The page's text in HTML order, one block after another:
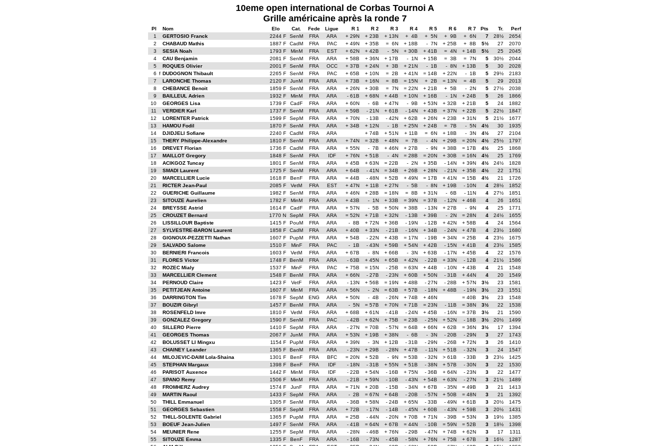
10eme open international de Corbas Tournoi A
Grille américaine après la ronde 7
Pl Nom Elo Cat. Fede Ligue R 1 R 2 R 3 R 4 R 5 R 6 R 7 Pts Tr.
Perf
1
GERTOSIO Franck 2244 F SenM FRA ARA + 29N + 23B + 13N + 4B + 5N + 9B + 6N 7 28½
2654
2
CHABAUD Mathis 1887 F CadM FRA PAC + 49N + 35B = 6N + 18B - 7N + 25B + 8B 5½ 27
2070
3
SESIA Noah 1793 F MinM FRA EST + 62N + 42B - 5N + 30B + 41B = 4N + 14B 5½ 25
2045
4
CAU Benjamin 2081 F SenM FRA ARA + 58B + 36N + 17B - 1N + 15B = 3B = 7N 5 30½
2044
5
ROQUES Olivier 2001 F SenM FRA OCC + 37B + 24N + 3B + 21N - 1B - 8N + 13B 5 30
2028
6 f DUDOGNON Thibault 2265 F SenM FRA PAC + 65B + 10N = 2B + 41N = 14B + 22N - 1B 5 29½
2183
7
LARONCHE Thomas 2120 F JunM FRA ARA + 73B + 16N = 8B = 15N + 2B = 13N = 4B 5 29
2013
8
CHEBANCE Benoit 1859 F SenM FRA ARA + 26N + 30B = 7N = 22N + 21B + 5B - 2N 5 27½
2038
9
BAILLEUL Adrien 1932 F MinM FRA ARA - 61B + 68N + 44B + 10N + 16B - 1N + 24B 5 26
1866
10
GEORGES Lisa 1739 F CadF FRA ARA + 60N - 6B + 47N - 9B + 53N + 32B + 21B 5 24
1882
11
VERDIER Karl 1737 F SenM FRA ARA + 59B - 21N + 61B - 14N + 43B + 37N + 22B 5 22½
1847
12
LORENTER Patrick 1599 F SepM FRA ARA + 70N - 13B - 42N + 62B + 26N + 23B + 31N 5 21½
1677
13
HAMOU Fodil 1870 F SenM FRA ARA + 34B + 12N - 1B + 25N + 24B = 7B - 5N 4½ 30
1935
14
DJIDJELI Sofiane 2240 F CadM FRA ARA + 74B + 51N + 11B = 6N + 18B - 3N 4½ 27
2104
15
THERY Philippe-Alexandre 1810 F SenM FRA ARA + 74N = 32B + 48N = 7B - 4N + 29B = 20N 4½ 25½
1797
16
DREVET Florian 1736 F CadM FRA ARA + 55N - 7B + 46N + 27B - 9N + 38B = 17B 4½ 25
1868
17
MAILLOT Gregory 1848 F SenM FRA IDF + 76N + 51B - 4N = 28B = 20N + 30B = 16N 4½ 25
1769
18
ACIKGOZ Tuncay 1801 F SenM FRA ARA + 45B + 63N = 22B - 2N + 35B - 14N + 39N 4½ 24½
1828
19
SMADI Laurent 1725 F SenM FRA ARA + 64B - 41N = 34B + 26B + 28N - 21N + 35B 4½ 22
1751
20
MARCELLIER Lucie 1618 F BenF FRA ARA = 44B - 48N + 52B + 49N = 17B + 41N = 15B 4½ 21
1726
21
RICTER Jean-Paul 2085 F VetM FRA EST + 47N + 11B + 27N - 5B - 8N + 19B - 10N 4 28½
1852
22
GUERICHE Guillaume 1982 F SenM FRA ARA + 46N + 28B = 18N = 8B + 31N - 6B - 11N 4 27½
1851
23
SITOUZE Aurelien 1782 F MinM FRA ARA + 43B - 1N + 33B = 39N = 37B - 12N + 46B 4 26
1651
24
BREYSSE Astrid 1614 F CadF FRA ARA + 57N - 5B + 50N + 38B - 13N + 27B - 9N 4 25
1771
25
CROUZET Bernard 1770 N SepM FRA ARA = 52N + 71B + 32N - 13B + 39B - 2N = 28N 4 24½
1655
26
LISSILLOUR Baptiste 1415 F PouM FRA ARA - 8B + 72N + 36B - 19N - 12B + 42N + 58B 4 24
1564
27
SYLVESTRE-BARON Laurent 1858 F CadM FRA ARA + 40B + 33N - 21B - 16N + 34B - 24N + 47B 4 23½
1680
28
GIGNOUX-PEZZETTI Nathan 1607 F PupM FRA ARA + 54B - 22N + 43B = 17N - 19B + 34N = 25B 4 23½
1675
29
SALVADO Salome 1510 F MinF FRA PAC - 1B - 43N + 59B + 54N + 42B - 15N + 41B 4 23½
1585
30
BERNIERI Francois 1603 F VetM FRA ARA + 67B - 8N + 66B - 3N + 63B - 17N + 45B 4 22
1576
31
FLORES Victor 1748 F BenM FRA ARA - 63B + 45N + 65B + 42N - 22B + 33N - 12B 4 21½
1586
32
ROZEC Mialy 1537 F MinF FRA PAC + 75B = 15N - 25B = 63N + 44B - 10N + 43B 4 21
1548
33
MARCELLIER Clement 1548 F BenM FRA ARA + 66N - 27B - 23N + 60B + 50N - 31B + 44N 4 20
1549
34
PERNOUD Claire 1423 F VetF FRA ARA - 13N + 56B = 19N + 48B - 27N - 28B + 57N 3½ 23
1581
35
PETITJEAN Antoine 1607 F MinM FRA ARA + 56N - 2N = 63B + 57B - 18N + 48B - 19N 3½ 23
1551
36
DARRINGTON Tim 1678 F SepM ENG ARA + 50N - 4B - 26N + 74B + 46N = 40B 3½ 23
1548
37
BOUZIR Gibryl 1457 F BenM FRA ARA - 5N = 57B + 70N + 71B = 23N - 11B = 38N 3½ 22
1538
38
ROSENFELD Imre 1810 F VetM FRA ARA + 68B + 61N - 41B - 24N + 45B - 16N = 37B 3½ 21
1590
39
GONZALEZ Gregory 1590 F SenM FRA PAC - 42B + 62N + 75B = 23B - 25N + 52N - 18B 3½ 20½
1499
40
SILLERO Pierre 1410 F SepM FRA ARA - 27N = 70B - 57N = 64B + 66N + 62B = 36N 3½ 17
1394
41
GEORGES Thomas 2067 F JunM FRA ARA + 53N + 19B + 38N - 6B - 3N - 20B - 29N 3 27
1743
42
BOLUSSET LI Mingxu 1154 F PupM FRA ARA + 39N - 3N + 12B - 31B - 29N - 26B + 72N 3 26
1410
43
CHAINEY Leander 1365 F BenM FRA ARA - 23N + 29B - 28N + 47B - 11N + 51B - 32N 3 24
1547
44
MILOJEVIC-DAIM Lola-Shaina 1301 F BenF FRA BFC = 20N + 52B - 9N = 53B - 32N > 61B - 33B 3 23½
1425
45
STEPHAN Margaux 1398 F BenF FRA IDF - 18N - 31B + 55N + 51B - 38N + 57B - 30N 3 22
1530
46
PARISOT Auxence 1442 F MinM FRA IDF - 22B + 54N - 16B + 75N - 36B + 64N - 23N 3 22
1477
47
SPANO Remy 1506 F MinM FRA ARA - 21B + 59N - 10B - 43N + 54B + 63N - 27N 3 21½
1489
48
FROMHERZ Audrey 1574 F JunF FRA ARA = 71N + 20B - 15B - 34N + 67B - 35N = 49B 3 21
1413
49
MARTIN Raoul 1433 F SepM FRA ARA - 2B = 67N + 64B - 20B - 57N + 50B = 48N 3 21
1392
50
THILL Emmanuel 1305 F SenM FRA ARA - 36B + 58N - 24B + 65N - 33B - 49N + 61B 3 20½
1475
51
GEORGES Sebastien 1558 F SepM FRA ARA + 72B - 17N - 14B - 45N + 60B - 43N + 59B 3 20½
1431
52
THILL-SOLENTE Gabriel 1365 F PupM FRA ARA = 25B - 44N - 20N + 70B + 71N - 39B = 53N 3 19½
1385
53
BOEUF Jean-Julien 1497 F SenM FRA ARA - 41B = 64N + 67B = 44N - 10B = 59N = 52B 3 18½
1398
54
MEUNIER Rene 1255 F SepM FRA ARA - 28N - 46B + 76N - 29B - 47N + 74B + 62N 3 17
1311
55
SITOUZE Emma 1335 F BenF FRA ARA - 16B - 73N - 45B - 58N + 76N + 75B + 67B 3 16½
1287